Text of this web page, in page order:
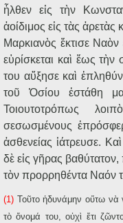
ἦλθεν εἰς τὴν
ἀοίδιμος εἰς τὰς
Μαρκιανὸς ἔκτισε Ναὸν
εὑρίσκεται καὶ ἕως
του αὔξησε καὶ
τοῦ Ὁσίου ἐστάθη
Τοιουτοτρόπως
σεσωσμένους
ἀσθενείας ἰάτρευσε.
δὲ εἰς γῆρας
τὸν προρρηθέντα Ναόν
(1) Τοῦτο ἠδυνάμην οὕτω νὰ
τὸ ὄνομά του, οὐχὶ ἔτι